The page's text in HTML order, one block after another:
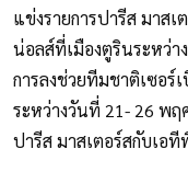
แข่งรายการปารีส มาส
น่อลส์ที่เมืองตูรินระหว่
การลงช่วยทีมชาติเซอร์
ระหว่างวันที่ 21- 26 พ
ปารีส มาสเตอร์สกับเอ